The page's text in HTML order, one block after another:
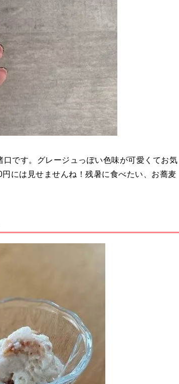
です。グレージュっぽい色味が可愛くてお気
には見せませんね！残暑に食べたい、お蕎麦